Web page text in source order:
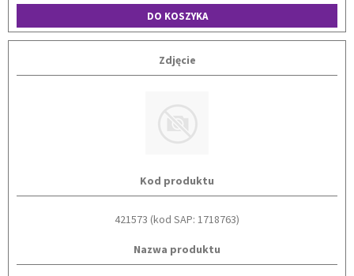
DO KOSZYKA
Zdjęcie
Kod produktu
421573 (kod SAP: 1718763)
Nazwa produktu